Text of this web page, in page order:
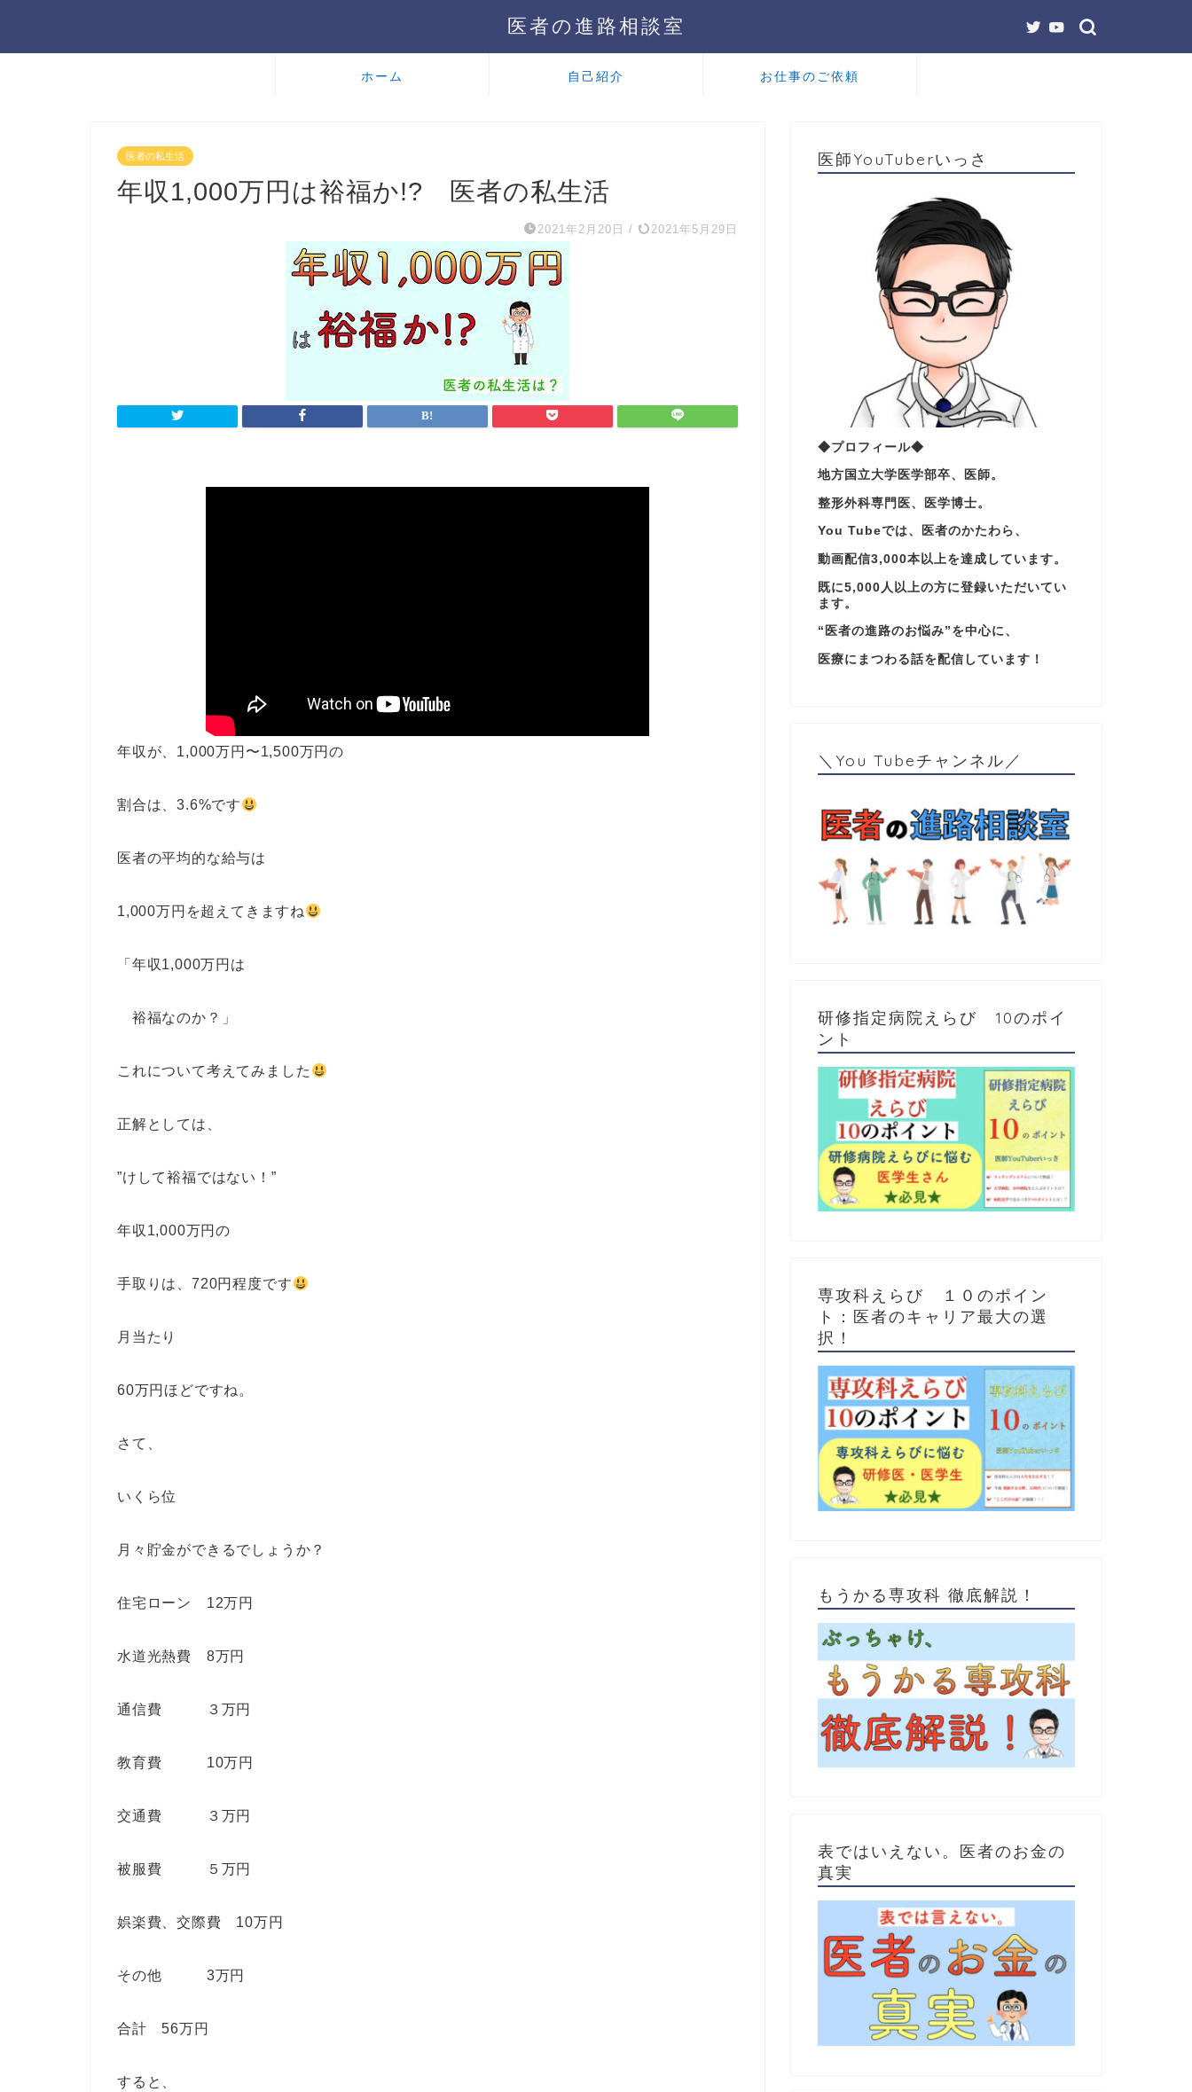
医者の進路相談室
ホーム 自己紹介 お仕事のご依頼
医者の私生活
年収1,000万円は裕福か!? 医者の私生活
2021年2月20日 / 2021年5月29日
年収が、1,000万円〜1,500万円の
割合は、3.6%です
医者の平均的な給与は
1,000万円を超えてきますね
「年収1,000万円は
裕福なのか？」
これについて考えてみました
正解としては、
”けして裕福ではない！”
年収1,000万円の
手取りは、720円程度です
月当たり
60万円ほどですね。
さて、
いくら位
月々貯金ができるでしょうか？
住宅ローン 12万円
水道光熱費 8万円
通信費 ３万円
教育費 10万円
交通費 ３万円
被服費 ５万円
娯楽費、交際費 10万円
その他 3万円
合計 56万円
すると、
医師YouTuberいっさ
◆プロフィール◆
地方国立大学医学部卒、医師。
整形外科専門医、医学博士。
You Tubeでは、医者のかたわら、
動画配信3,000本以上を達成しています。
既に5,000人以上の方に登録いただいてい
ます。
“医者の進路のお悩み”を中心に、
医療にまつわる話を配信しています！
＼You Tubeチャンネル／
研修指定病院えらび 10のポイ
ント
専攻科えらび １０のポイン
ト：医者のキャリア最大の選
択！
もうかる専攻科 徹底解説！
表ではいえない。医者のお金の
真実